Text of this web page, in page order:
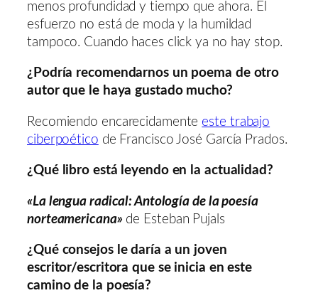
menos profundidad y tiempo que ahora. El
esfuerzo no está de moda y la humildad
tampoco. Cuando haces click ya no hay stop.
¿Podría recomendarnos un poema de otro
autor que le haya gustado mucho?
Recomiendo encarecidamente este trabajo
ciberpoético de Francisco José García Prados.
¿Qué libro está leyendo en la actualidad?
«La lengua radical: Antología de la poesía
norteamericana» de Esteban Pujals
¿Qué consejos le daría a un joven
escritor/escritora que se inicia en este
camino de la poesía?